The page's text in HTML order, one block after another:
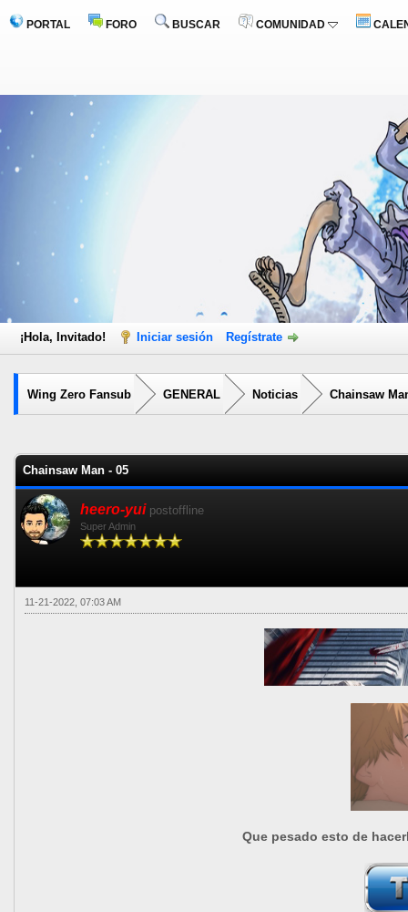
PORTAL FORO BUSCAR COMUNIDAD
¡Hola, Invitado! Iniciar sesión Regístrate
Wing Zero Fansub GENERAL Noticias Chainsaw
Chainsaw Man - 05
heero-yui postoffline
Super Admin
11-21-2022, 07:03 AM
Que pesado esto de